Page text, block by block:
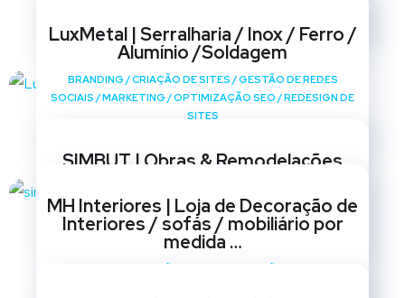
LuxMetal | Serralharia / Inox / Ferro /
Alumínio /Soldagem
BRANDING /CRIAÇÃO DE SITES /GESTÃO DE REDES
SOCIAIS /MARKETING /OPTIMIZAÇÃO SEO /REDESIGN DE
SITES
SIMBUT | Obras & Remodelações
SOCIAIS /MARKETING OPTIMIZAÇÃO SEO/ REDESIGN DE
SITES
MH Interiores | Loja de Decoração de
Interiores / sofás / mobiliário por
medida …